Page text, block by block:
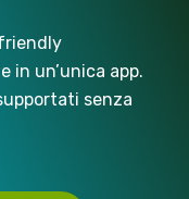
in un’unica app.
senza